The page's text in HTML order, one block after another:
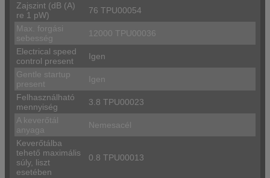
Zajszint (dB (A)
re 1 pW)
76 TPU00054
Max. forgási
sebesség
12000 TPU00036
Electrical speed
control present
Igen
Gentle startup
present
Igen
Felhasználható
mennyiség
3.8 TPU00023
A keverőtál
anyaga
Nemesacél
Keverőtálba
tehető maximális
súly, liszt
esetében
0.8 TPU00013